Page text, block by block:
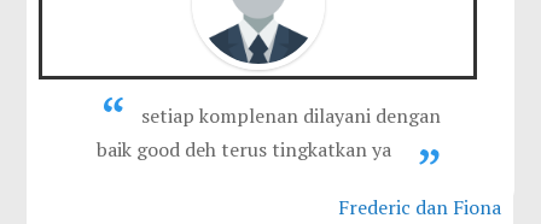
setiap komplenan dilayani dengan
baik good deh terus tingkatkan ya
Frederic dan Fiona